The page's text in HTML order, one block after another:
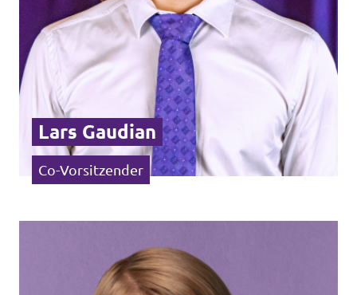
Lars Gaudian
Co-Vorsitzender